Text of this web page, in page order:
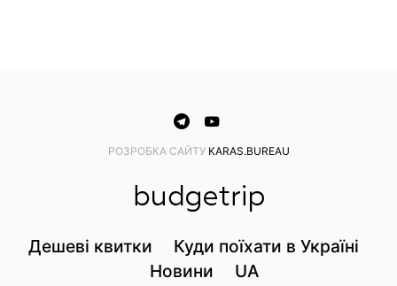
PОЗРОБКА САЙТУ KARAS.BUREAU
Дешеві квитки
Куди поїхати в Україні
Новини
UA